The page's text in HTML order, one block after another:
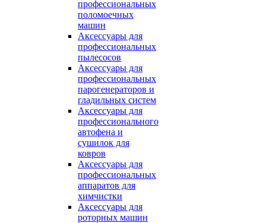
профессиональных
поломоечных
машин
Аксессуары для
профессиональных
пылесосов
Аксессуары для
профессиональных
парогенераторов и
гладильных систем
Аксессуары для
профессионального
автофена и
сушилок для
ковров
Аксессуары для
профессиональных
аппаратов для
химчистки
Аксессуары для
роторных машин